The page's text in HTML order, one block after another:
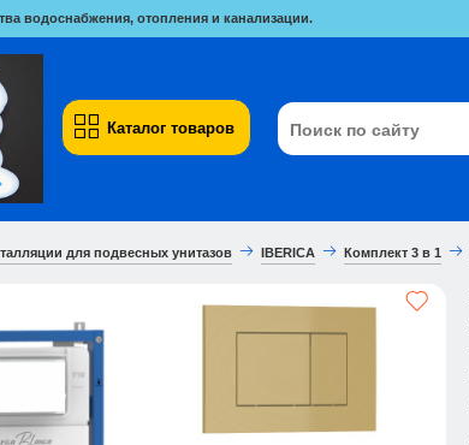
водоснабжения, отопления и канализации.
Каталог товаров
для подвесных унитазов IBERICA Комплект 3 в 1